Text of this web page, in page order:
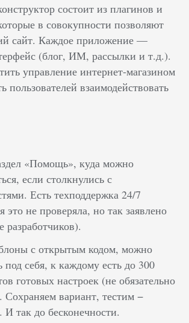
состоит из плагинов и
в совокупности позволяют
сайт. Каждое приложение —
(блог, ИМ, рассылки и т.д.).
управление интернет-магазином
пользователей взаимодействовать
«Помощь», куда можно
если столкнулись с
Есть техподдержка 24/7
это не проверяла, но так заявлено
разработчиков).
с открытым кодом, можно
под себя, к каждому есть до 300
готовых настроек (не обязательно
Сохраняем вариант, тестим −
И так до бесконечности.